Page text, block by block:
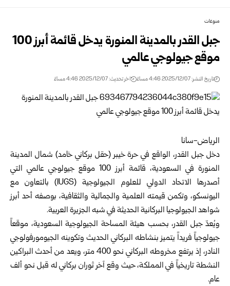
منوعات
جبل القدر بالمدينة المنورة يدخل قائمة أبرز 100
موقع جيولوجي عالمي
تاريخ النشر: 2025/12/07 4:46 مساءً اخر تحديث: 2025/12/07 4:46 مساءً
الرياض-سانا
دخل جبل القدر، الواقع في حرة خيبر (حقل بركاني خامد) شمال المدينة
المنورة في السعودية، قائمة أبرز 100 موقع جيولوجي عالمي التي
أصدرها الاتحاد الدولي للعلوم الجيولوجية (IUGS) بالتعاون مع
اليونسكو، وتكمن قيمته العلمية والجمالية والثقافية، بوصفه أحد أبرز
شواهد الجيولوجيا البركانية الحديثة في شبه الجزيرة العربية.
ويُعدّ جبل القدر، بحسب هيئة المساحة الجيولوجية السعودية، موقعاً
جيولوجياً فريداً يتميز بنشاطه البركاني الحديث وتكوينه الجيومورفولوجي
النادر، إذ يرتفع مخروطه البركاني نحو 400 متر، ويعد من أحدث البراكين
النشطة تاريخياً في المملكة، حيث وقع آخر ثوران بركاني له قبل نحو ألف
عام.